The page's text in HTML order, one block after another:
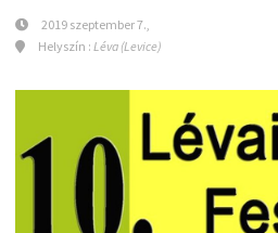
2019 szeptember 7.,
Helyszín : Léva (Levice)